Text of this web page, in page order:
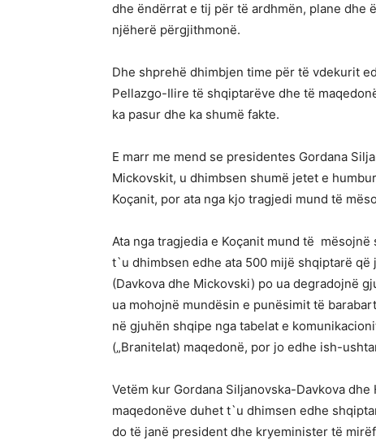
dhe ëndërrat e tij për të ardhmën, plane dhe
njëherë përgjithmonë.
Dhe shprehë dhimbjen time për të vdekurit
Pellazgo-Ilire të shqiptarëve dhe të
ka pasur dhe ka shumë fakte.
E marr me mend se presidentes Gordana
Mickovskit, u dhimbsen shumë jetet e
Koçanit, por ata nga kjo tragjedi mund të
Ata nga tragjedia e Koçanit mund të
t`u dhimbsen edhe ata 500 mijë shqiptarë
(Davkova dhe Mickovski) po ua degradojnë
ua mohojnë mundësin e punësimit të
në gjuhën shqipe nga tabelat e
(„Branitelat) maqedonë, por jo edhe ish-
Vetëm kur Gordana Siljanovska-Davkova
maqedonëve duhet t`u dhimsen edhe
do të janë president dhe kryeminister të